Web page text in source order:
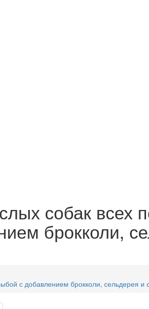
собак всех
брокколи,
с добавлением брокколи, сельдерея и